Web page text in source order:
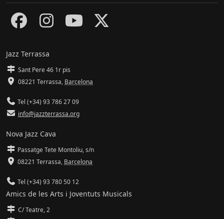
Jazz Terrassa
Sant Pere 46 1r pis
08221 Terrassa, Barcelona
Tel (+34) 93 786 27 09
info@jazzterrassa.org
Nova Jazz Cava
Passatge Tete Montoliu, s/n
08221 Terrassa, Barcelona
Tel (+34) 93 780 50 12
Amics de les Arts i Joventuts Musicals
C/ Teatre, 2